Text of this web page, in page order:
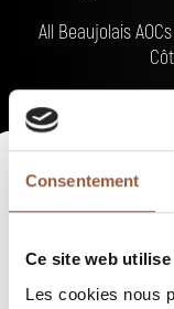
Consentement
Ce site web
Les cookies nous
All Beaujolais